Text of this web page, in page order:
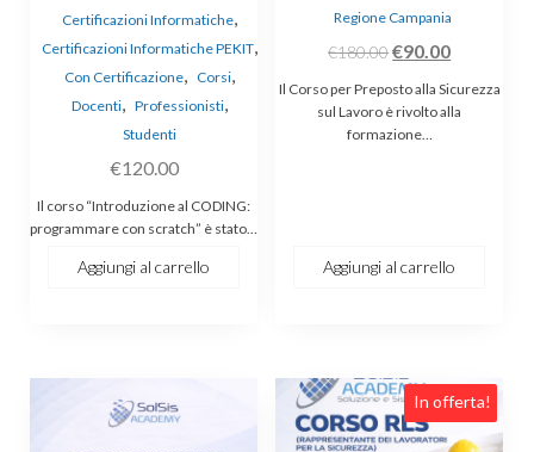
Certificazioni Informatiche,
Certificazioni Informatiche PEKIT,
Con Certificazione, Corsi,
Docenti, Professionisti,
Studenti
€120.00
Il corso “Introduzione al CODING:
programmare con scratch” è stato…
Aggiungi al carrello
Regione Campania
€180.00Il
prezzo
originale
era:
€90.00Il
attuale
Il Corso per Preposto alla Sicurezza
sul Lavoro è rivolto alla
formazione…
Aggiungi al carrello
In offerta!